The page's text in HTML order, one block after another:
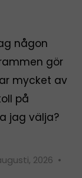
någon
gör
mycket av
på
jag välja?
2026 •